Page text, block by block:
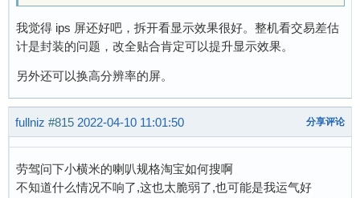
我觉得 ips 屏还好吧，拆开看显示效果很好。整机看交易差估
计是封装的问题，改全贴合肯定可以提升显示效果。
另外还可以换高分辨率的屏。
fullniz #815 2022-04-10 11:01:50 分享评论
劳驾问下小横米的喇叭规格淘宝如何搜啊
不知道什么情况不响了,这也太脆弱了,也可能是我运气好